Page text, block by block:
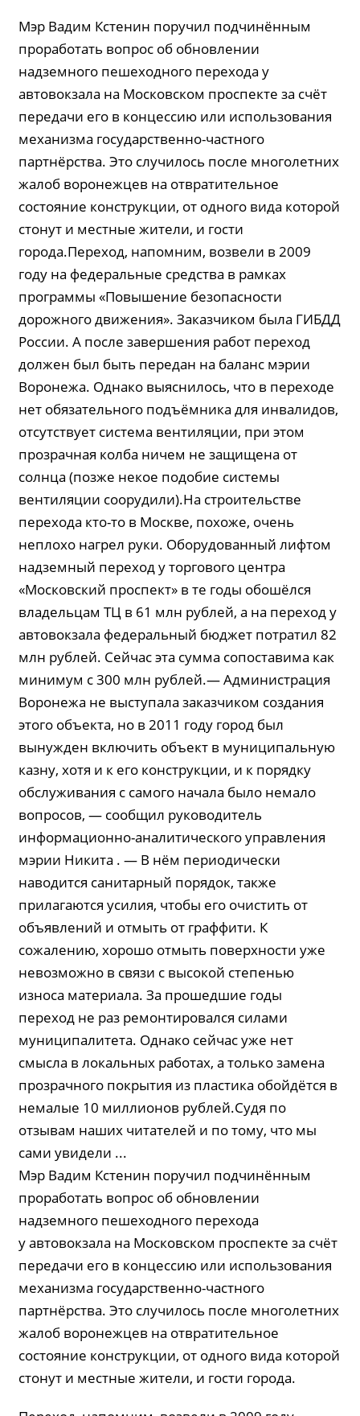
Мэр Вадим Кстенин поручил подчинённым
проработать вопрос об обновлении
надземного пешеходного перехода у
автовокзала на Московском проспекте за счёт
передачи его в концессию или использования
механизма государственно-частного
партнёрства. Это случилось после многолетних
жалоб воронежцев на отвратительное
состояние конструкции, от одного вида которой
стонут и местные жители, и гости
города.Переход, напомним, возвели в 2009
году на федеральные средства в рамках
программы «Повышение безопасности
дорожного движения». Заказчиком была ГИБДД
России. А после завершения работ переход
должен был быть передан на баланс мэрии
Воронежа. Однако выяснилось, что в переходе
нет обязательного подъёмника для инвалидов,
отсутствует система вентиляции, при этом
прозрачная колба ничем не защищена от
солнца (позже некое подобие системы
вентиляции соорудили).На строительстве
перехода кто-то в Москве, похоже, очень
неплохо нагрел руки. Оборудованный лифтом
надземный переход у торгового центра
«Московский проспект» в те годы обошёлся
владельцам ТЦ в 61 млн рублей, а на переход у
автовокзала федеральный бюджет потратил 82
млн рублей. Сейчас эта сумма сопоставима как
минимум с 300 млн рублей.— Администрация
Воронежа не выступала заказчиком создания
этого объекта, но в 2011 году город был
вынужден включить объект в муниципальную
казну, хотя и к его конструкции, и к порядку
обслуживания с самого начала было немало
вопросов, — сообщил руководитель
информационно-аналитического управления
мэрии Никита . — В нём периодически
наводится санитарный порядок, также
прилагаются усилия, чтобы его очистить от
объявлений и отмыть от граффити. К
сожалению, хорошо отмыть поверхности уже
невозможно в связи с высокой степенью
износа материала. За прошедшие годы
переход не раз ремонтировался силами
муниципалитета. Однако сейчас уже нет
смысла в локальных работах, а только замена
прозрачного покрытия из пластика обойдётся в
немалые 10 миллионов рублей.Судя по
отзывам наших читателей и по тому, что мы
сами увидели ...
Мэр Вадим Кстенин поручил подчинённым
проработать вопрос об обновлении
надземного пешеходного перехода
у автовокзала на Московском проспекте за счёт
передачи его в концессию или использования
механизма государственно-частного
партнёрства. Это случилось после многолетних
жалоб воронежцев на отвратительное
состояние конструкции, от одного вида которой
стонут и местные жители, и гости города.